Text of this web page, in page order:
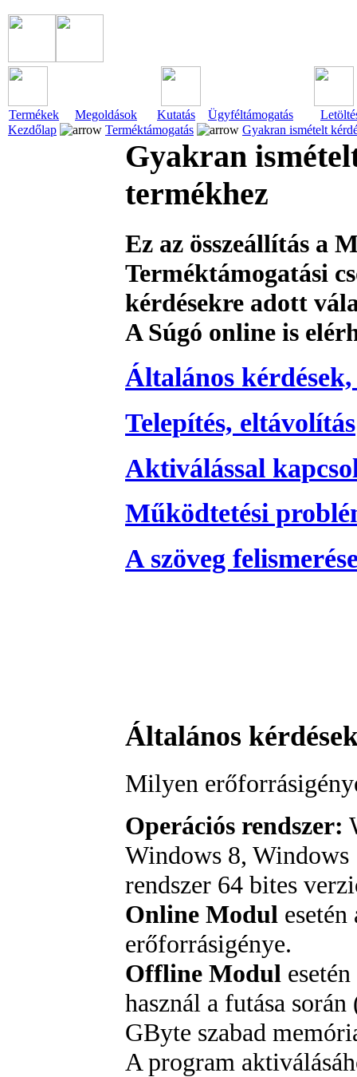
Termékek Megoldások Kutatás Ügyféltámogatás
Kezdőlap
Terméktámogatás Gyakran ismételt
Gyakran
termékhez
Ez az összeállítás a
Terméktámogatási
kérdésekre adott
A Súgó online is
Általános
Telepítés, eltávolítás
Aktiválással
Működtetési
A szöveg
Általános
Milyen
Operációs rendszer:
Windows 8, Windows
rendszer 64 bites
Online Modul
erőforrásigénye.
Offline Modul
használ a futása
GByte szabad
A program